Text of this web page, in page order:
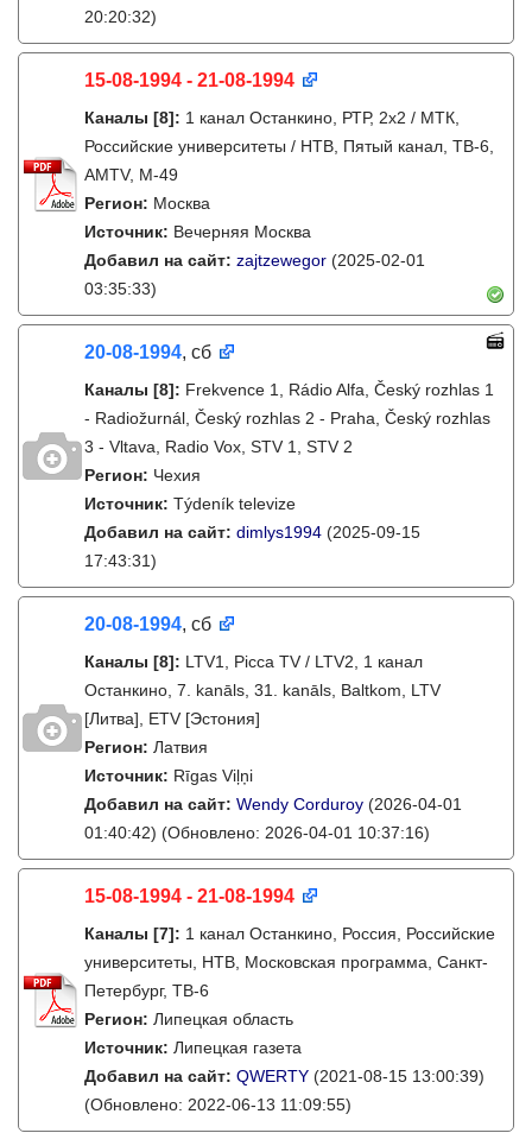
20:20:32)
15-08-1994 - 21-08-1994
Каналы [8]: 1 канал Останкино, РТР, 2х2 / МТК,
Российские университеты / НТВ, Пятый канал, ТВ-6,
AMTV, М-49
Регион: Москва
Источник: Вечерняя Москва
Добавил на сайт: zajtzewegor (2025-02-01
03:35:33)
20-08-1994, сб
Каналы [8]: Frekvence 1, Rádio Alfa, Český rozhlas 1
- Radiožurnál, Český rozhlas 2 - Praha, Český rozhlas
3 - Vltava, Radio Vox, STV 1, STV 2
Регион: Чехия
Источник: Týdeník televize
Добавил на сайт: dimlys1994 (2025-09-15
17:43:31)
20-08-1994, сб
Каналы [8]: LTV1, Picca TV / LTV2, 1 канал
Останкино, 7. kanāls, 31. kanāls, Baltkom, LTV
[Литва], ETV [Эстония]
Регион: Латвия
Источник: Rīgas Viļņi
Добавил на сайт: Wendy Corduroy (2026-04-01
01:40:42) (Обновлено: 2026-04-01 10:37:16)
15-08-1994 - 21-08-1994
Каналы [7]: 1 канал Останкино, Россия, Российские
университеты, НТВ, Московская программа, Санкт-
Петербург, ТВ-6
Регион: Липецкая область
Источник: Липецкая газета
Добавил на сайт: QWERTY (2021-08-15 13:00:39)
(Обновлено: 2022-06-13 11:09:55)